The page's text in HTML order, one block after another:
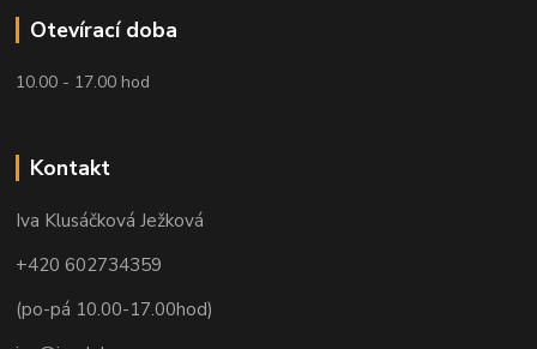
Otevírací doba
10.00 - 17.00 hod
Kontakt
Iva Klusáčková Ježková
+420 602734359
(po-pá 10.00-17.00hod)